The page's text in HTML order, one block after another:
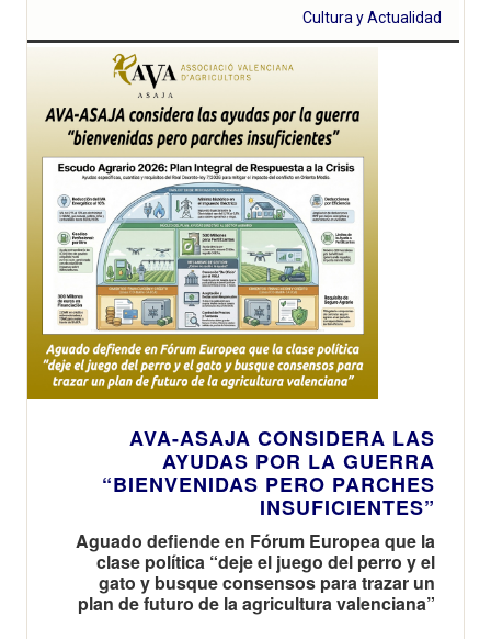
Cultura y Actualidad
AVA-ASAJA CONSIDERA LAS
AYUDAS POR LA GUERRA
“BIENVENIDAS PERO PARCHES
INSUFICIENTES”
Aguado defiende en Fórum Europea que la
clase política “deje el juego del perro y el
gato y busque consensos para trazar un
plan de futuro de la agricultura valenciana”